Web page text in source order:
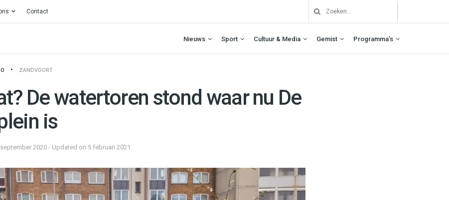
Contact
Nieuws Sport Cultuur & Media Gemist Programma’s
ZANDVOORT
De watertoren stond waar nu De
is
2020 - Updated on 5 februari 2021